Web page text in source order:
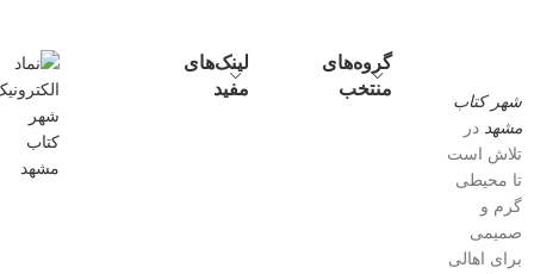
شهر کتاب
مشهد در
تلاش است
تا محیطی
گرم و
صمیمی
برای اهالی
گروه‌های
منتخب
لینک‌های
مفید